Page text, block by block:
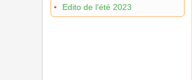
Edito de l'été 2023